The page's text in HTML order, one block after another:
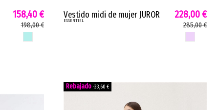
158,40 €
198,00 €
Vestido midi de mujer JUROR
Essentiel sin tirantes varillas
ESSENTIEL
228,00 €
285,00 €
-33,60 €